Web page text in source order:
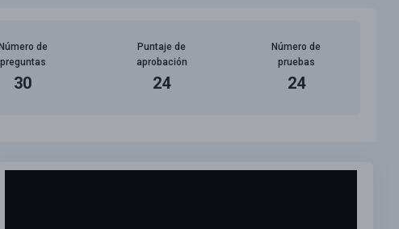
Número de
preguntas
30
Puntaje de
aprobación
24
Número de
pruebas
24